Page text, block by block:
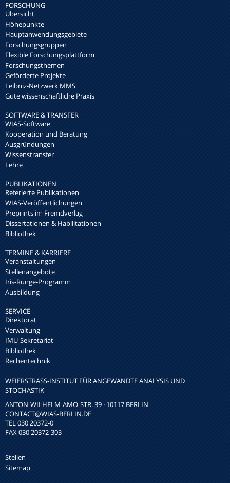
FORSCHUNG
Übersicht
Höhepunkte
Hauptanwendungsgebiete
Forschungsgruppen
Flexible Forschungsplattform
Forschungsthemen
Geförderte Projekte
Leibniz-Netzwerk MMS
Gute wissenschaftliche Praxis
SOFTWARE & TRANSFER
WIAS-Software
Kooperation und Beratung
Ausgründungen
Wissenstransfer
Lehre
PUBLIKATIONEN
Referierte Publikationen
WIAS-Veröffentlichungen
Preprints im Fremdverlag
Dissertationen & Habilitationen
Bibliothek
TERMINE & KARRIERE
Veranstaltungen
Stellenangebote
Iris-Runge-Programm
Ausbildung
SERVICE
Direktorat
Verwaltung
IMU-Sekretariat
Bibliothek
Rechentechnik
WEIERSTRASS-INSTITUT FÜR ANGEWANDTE ANALYSIS UND S
TOCHASTIK
ANTON-WILHELM-AMO-STR. 39 · 10117 BERLIN
CONTACT@WIAS-BERLIN.DE
TEL 030 20372-0
FAX 030 20372-303
Stellen
Sitemap